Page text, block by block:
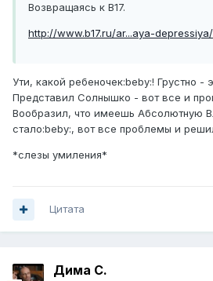
Возвращаясь к В17.
http://www.b17.ru/ar...aya-depressiya/
Ути, какой ребеночек:beby:! Грустно -
Представил Солнышко - вот все и
Вообразил, что имеешь Абсолютную
стало:beby:, вот все проблемы и
*слезы умиления*
Цитата
Дима С.